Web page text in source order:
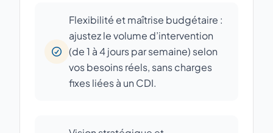
Flexibilité et maîtrise budgétaire :
ajustez le volume d’intervention
(de 1 à 4 jours par semaine) selon
vos besoins réels, sans charges
fixes liées à un CDI.